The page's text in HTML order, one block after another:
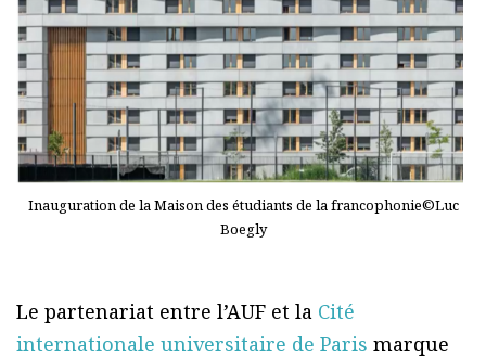
Inauguration de la Maison des étudiants de la francophonie©Luc
Boegly
Le partenariat entre l’AUF et la Cité
internationale universitaire de Paris marque